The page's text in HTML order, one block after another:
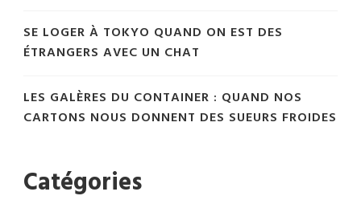
SE LOGER À TOKYO QUAND ON EST DES
ÉTRANGERS AVEC UN CHAT
LES GALÈRES DU CONTAINER : QUAND NOS
CARTONS NOUS DONNENT DES SUEURS FROIDES
Catégories